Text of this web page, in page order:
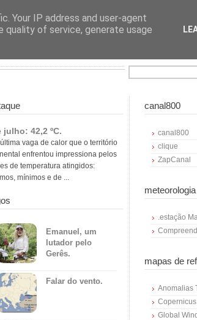
julho: 42,2 ºC.
última vaga de calor que o território
enfrentou impressiona pelos
de temperatura atingidos:
mínimos e de ...
Emanuel, um
lutador pelo
Gerês.
Falar do vento.
canal800
canal800
clique
ZapCanal
meteorologia
.estação
mapas de
Anomalias
Copernicus
Global
Your IP address and user-agent
quality of service, generate usage